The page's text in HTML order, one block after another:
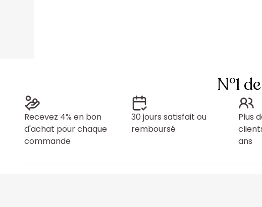
N°1
Recevez 4% en bon
d'achat pour chaque
commande
30 jours satisfait ou
remboursé
Plus
ans